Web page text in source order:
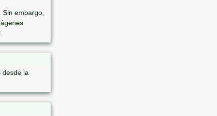
embargo,
desde la